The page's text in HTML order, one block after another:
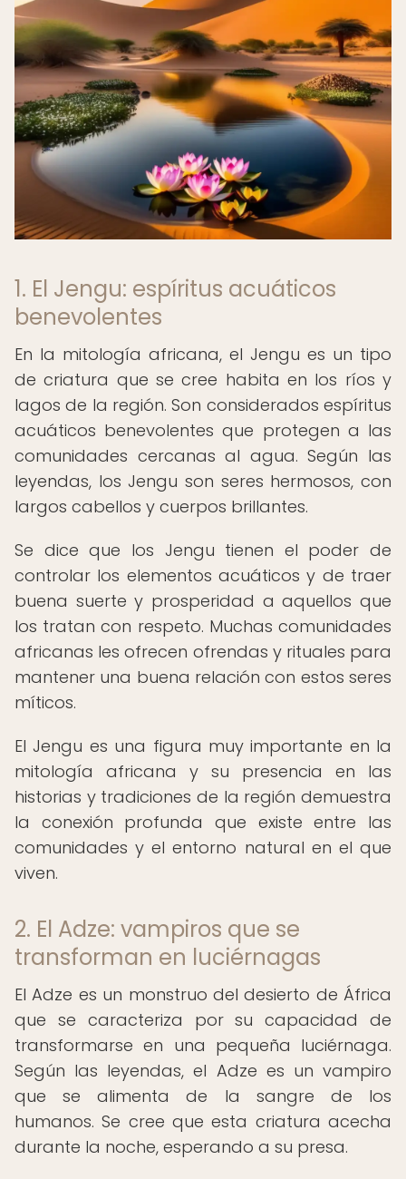
1. El Jengu: espíritus acuáticos
benevolentes
En la mitología africana, el Jengu es un tipo
de criatura que se cree habita en los ríos y
lagos de la región. Son considerados espíritus
acuáticos benevolentes que protegen a las
comunidades cercanas al agua. Según las
leyendas, los Jengu son seres hermosos, con
largos cabellos y cuerpos brillantes.
Se dice que los Jengu tienen el poder de
controlar los elementos acuáticos y de traer
buena suerte y prosperidad a aquellos que
los tratan con respeto. Muchas comunidades
africanas les ofrecen ofrendas y rituales para
mantener una buena relación con estos seres
míticos.
El Jengu es una figura muy importante en la
mitología africana y su presencia en las
historias y tradiciones de la región demuestra
la conexión profunda que existe entre las
comunidades y el entorno natural en el que
viven.
2. El Adze: vampiros que se
transforman en luciérnagas
El Adze es un monstruo del desierto de África
que se caracteriza por su capacidad de
transformarse en una pequeña luciérnaga.
Según las leyendas, el Adze es un vampiro
que se alimenta de la sangre de los
humanos. Se cree que esta criatura acecha
durante la noche, esperando a su presa.